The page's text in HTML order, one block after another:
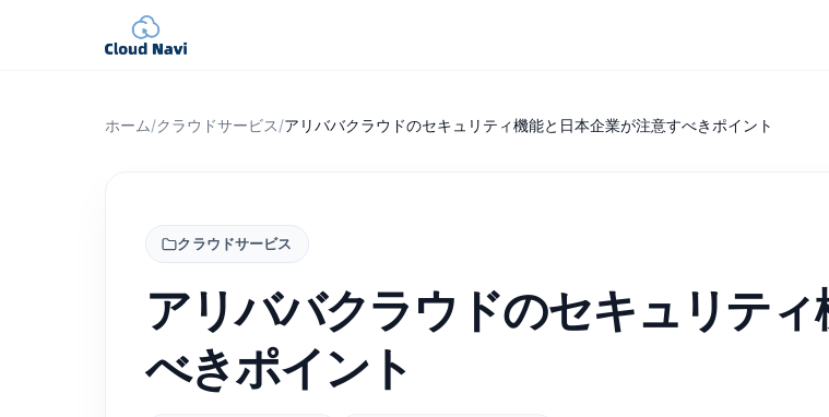
ホーム/クラウドサービス/アリババクラウドのセキュリティ機能と日本企業が注意すべきポイント
クラウドサービス
アリババクラウドのセキュリテ
べきポイント